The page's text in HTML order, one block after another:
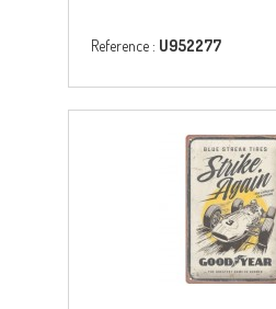
Reference : U952277